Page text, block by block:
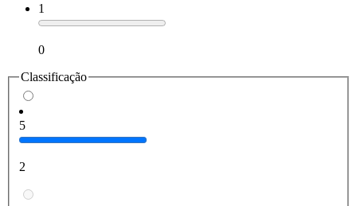
1
0
Classificação
5
2